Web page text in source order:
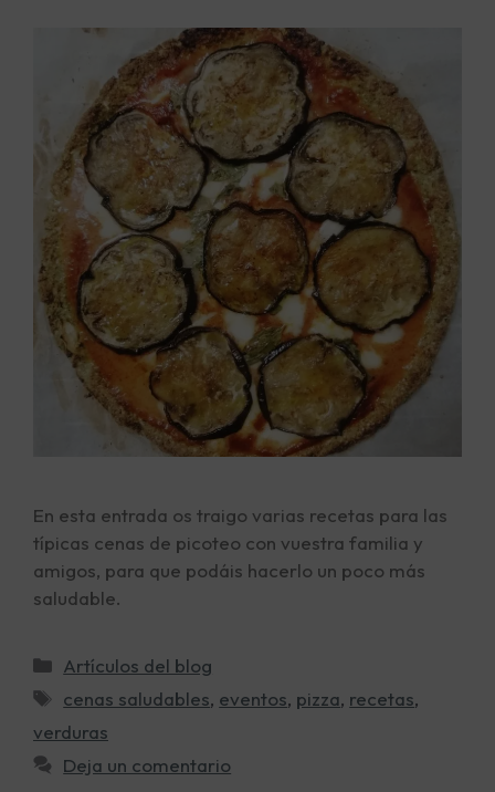
En esta entrada os traigo varias recetas para las
típicas cenas de picoteo con vuestra familia y
amigos, para que podáis hacerlo un poco más
saludable.
Artículos del blog
cenas saludables, eventos, pizza, recetas,
verduras
Deja un comentario